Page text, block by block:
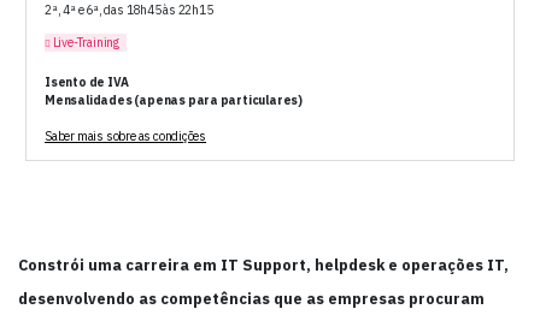
Constrói uma carreira em IT Support, helpdesk e operações IT,
desenvolvendo as competências que as empresas procuram
2ª, 4ª e 6ª, das 18h45 às 22h15
Live-Training
Isento de IVA
Mensalidades (apenas para particulares)
Saber mais sobre as condições